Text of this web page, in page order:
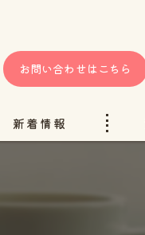
お問い合わせはこちら
新着情報